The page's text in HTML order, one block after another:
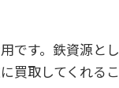
です。鉄資源と
買取してくれる